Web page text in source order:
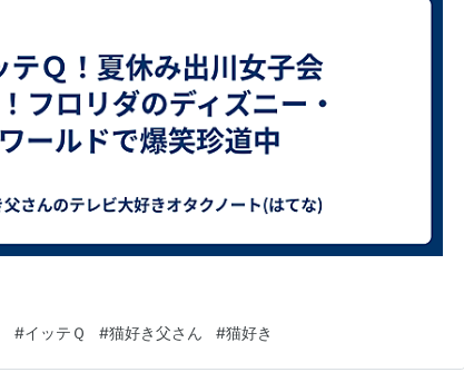
#イッテＱ #猫好き父さん #猫好き